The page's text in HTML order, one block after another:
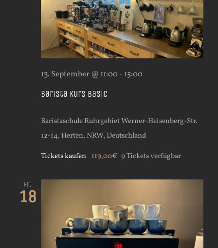
Barista Kurs Basic
13. September @ 11:00- 15:00
Baristaschule RuhrgebietWerner-Heisenberg-Str.
12-14, Herten, NRW, Deutschland
Tickets kaufen 119,00€ 9 Tickets verfügbar
Fr.
18